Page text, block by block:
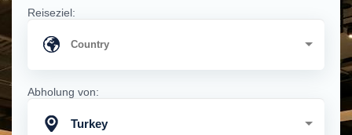
Reiseziel:
Abholung von:
Turkey